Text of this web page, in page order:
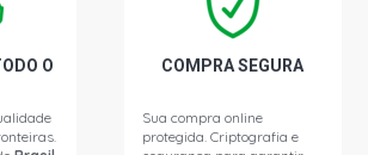
O
COMPRA SEGURA
Sua compra online
protegida. Criptografia e